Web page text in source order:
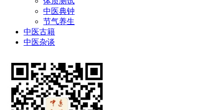
中医典钟
节气养生
中医古籍
中医杂谈